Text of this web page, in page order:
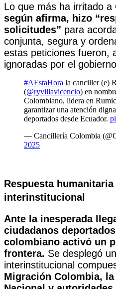
Lo que más ha irritado a
según afirma, hizo
solicitudes” para
conjunta, segura y
estas peticiones fueron,
ignoradas por el
#AEstaHora la canciller (e)
(@ryvillavicencio) en
Colombiano, lidera en
garantizar una atención
deportados desde Ecuador.
— Cancillería Colombia
2025
Respuesta
interinstitucional
Ante la inesperada
ciudadanos
colombiano activó un
frontera. Se desplegó
interinstitucional
Migración Colombia,